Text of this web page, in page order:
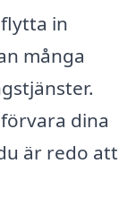
in
många
dina
är redo att